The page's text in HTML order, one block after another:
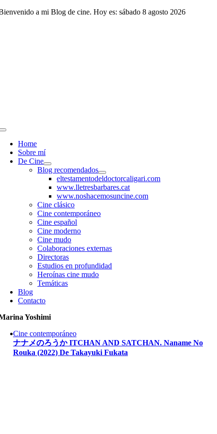
Saltar
a mi Blog de cine. Hoy es: sábado 8 agosto 2026
Toggle
NavigationHome
Sobre mí
De Cine
Blog recomendados
eltestamentodeldoctorcaligari.com
www.lletresbarbares.cat
www.noshacemosuncine.com
Cine clásico
Cine contemporáneo
Cine español
Cine moderno
Cine mudo
Colaboraciones externas
Directoras
Estudios en profundidad
Heroínas cine mudo
Temáticas
Blog
Contacto
Yoshimi
Cine contemporáneo
ナナメのろうか ITCHAN AND SATCHAN. Naname No
Rouka (2022) De Takayuki Fukata